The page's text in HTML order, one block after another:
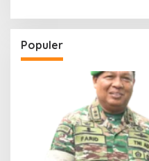
Populer